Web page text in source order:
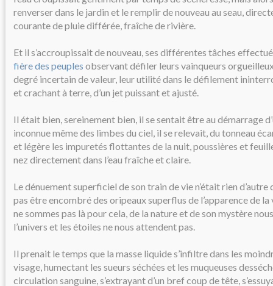
renverser dans le jardin et le remplir de nouveau au seau,
courante de pluie différée, fraîche de rivière.
Et il s’accroupissait de nouveau, ses différentes tâches
fière des peuples observant défiler leurs vainqueurs
degré incertain de valeur, leur utilité dans le défilement
et crachant à terre, d’un jet puissant et ajusté.
Il était bien, sereinement bien, il se sentait être au démarrage
inconnue même des limbes du ciel, il se relevait, du tonneau
et légère les impuretés flottantes de la nuit, poussières et
nez directement dans l’eau fraîche et claire.
Le dénuement superficiel de son train de vie n’était rien d’autre
pas être encombré des oripeaux superflus de l’apparence de la
ne sommes pas là pour cela, de la nature et de son mystère
l’univers et les étoiles ne nous attendent pas.
Il prenait le temps que la masse liquide s’infiltre dans les
visage, humectant les sueurs séchées et les muqueuses
circulation sanguine, s’extrayant d’un bref coup de tête,